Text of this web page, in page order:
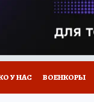
У НАС ВОЕНКОРЫ